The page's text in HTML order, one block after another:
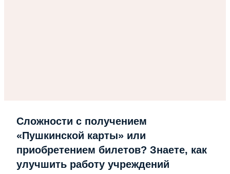
Сложности с получением
«Пушкинской карты» или
приобретением билетов? Знаете, как
улучшить работу учреждений